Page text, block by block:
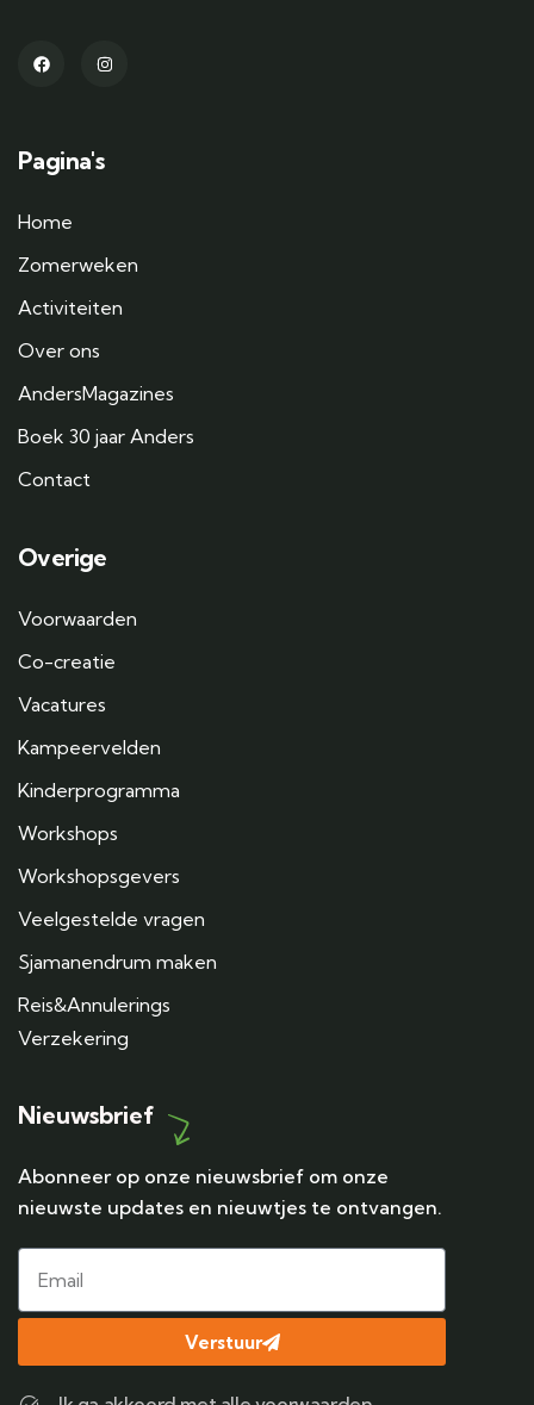
Pagina's
Home
Zomerweken
Activiteiten
Over ons
AndersMagazines
Boek 30 jaar Anders
Contact
Overige
Voorwaarden
Co-creatie
Vacatures
Kampeervelden
Kinderprogramma
Workshops
Workshopsgevers
Veelgestelde vragen
Sjamanendrum maken
Reis&Annulerings
Verzekering
Nieuwsbrief
Abonneer op onze nieuwsbrief om onze
nieuwste updates en nieuwtjes te ontvangen.
Verstuur